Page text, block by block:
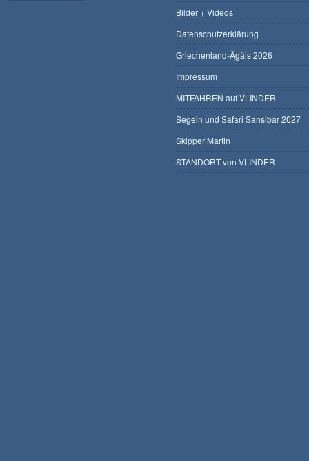
Bilder + Videos
Datenschutzerklärung
Griechenland-Ägäis 2026
Impressum
MITFAHREN auf VLINDER
Segeln und Safari Sansibar 2027
Skipper Martin
STANDORT von VLINDER